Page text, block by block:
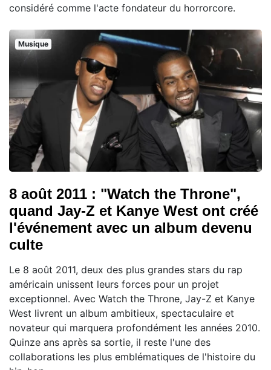
considéré comme l'acte fondateur du horrorcore.
Musique
8 août 2011 : "Watch the Throne",
quand Jay-Z et Kanye West ont créé
l'événement avec un album devenu
culte
Le 8 août 2011, deux des plus grandes stars du rap
américain unissent leurs forces pour un projet
exceptionnel. Avec Watch the Throne, Jay-Z et Kanye
West livrent un album ambitieux, spectaculaire et
novateur qui marquera profondément les années 2010.
Quinze ans après sa sortie, il reste l'une des
collaborations les plus emblématiques de l'histoire du